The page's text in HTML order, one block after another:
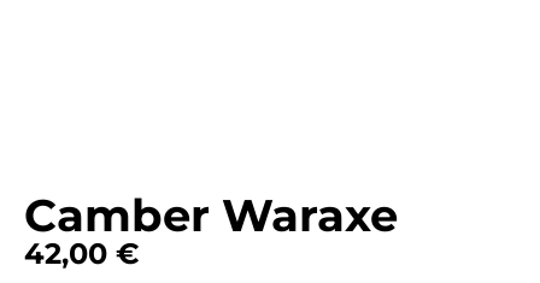
Camber Waraxe
42,00 €